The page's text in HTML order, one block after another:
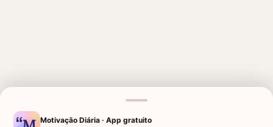
MENSAGENS RELACIONADAS
Motivação Diária · App gratuito